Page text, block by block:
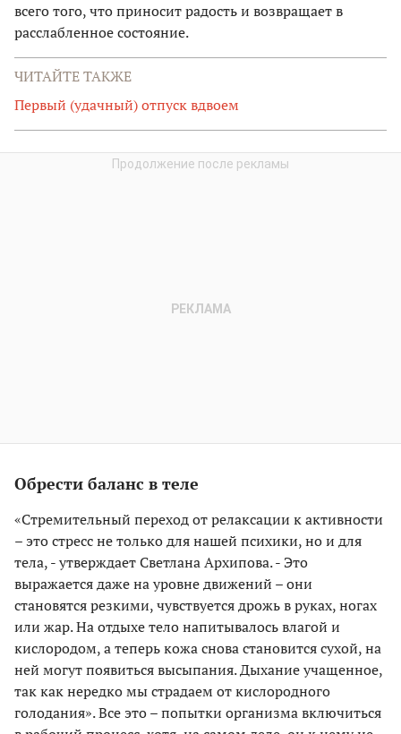
всего того, что приносит радость и возвращает в
расслабленное состояние.
ЧИТАЙТЕ ТАКЖЕ
Первый (удачный) отпуск вдвоем
Обрести баланс в теле
«Стремительный переход от релаксации к активности
– это стресс не только для нашей психики, но и для
тела, - утверждает Светлана Архипова. - Это
выражается даже на уровне движений – они
становятся резкими, чувствуется дрожь в руках, ногах
или жар. На отдыхе тело напитывалось влагой и
кислородом, а теперь кожа снова становится сухой, на
ней могут появиться высыпания. Дыхание учащенное,
так как нередко мы страдаем от кислородного
голодания». Все это – попытки организма включиться